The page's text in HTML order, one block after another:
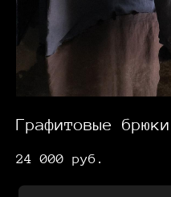
Графитовые брюки
24 000 pуб.